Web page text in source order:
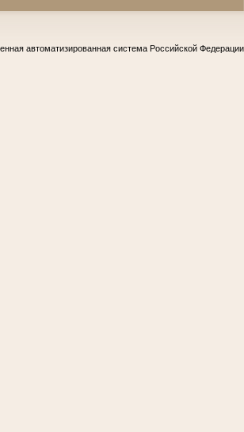
автоматизированная система Российской